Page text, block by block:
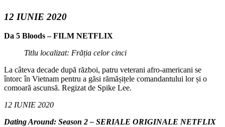
12 IUNIE 2020
Da 5 Bloods – FILM NETFLIX
Titlu localizat: Frăția celor cinci
La câteva decade după război, patru veterani afro-americani se
întorc în Vietnam pentru a găsi rămășițele comandantului lor și o
comoară ascunsă. Regizat de Spike Lee.
12 IUNIE 2020
Dating Around: Season 2 – SERIALE ORIGINALE NETFLIX